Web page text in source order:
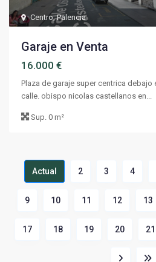
Centro,Palencia
Garaje en Venta
16.000 €
Plaza de garaje super centrica debajo
calle. obispo nicolas castellanos en...
Sup.0 m²
Actual 2 3 4
9 10 11 12 13
17 18 19 20 21